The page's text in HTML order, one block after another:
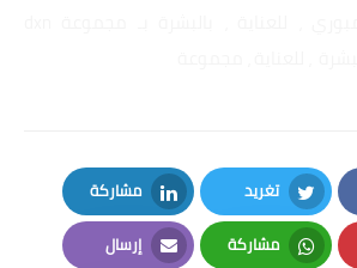
تغريد
Twitter
مشاركة
LinkedIn
مشاركة إرسال